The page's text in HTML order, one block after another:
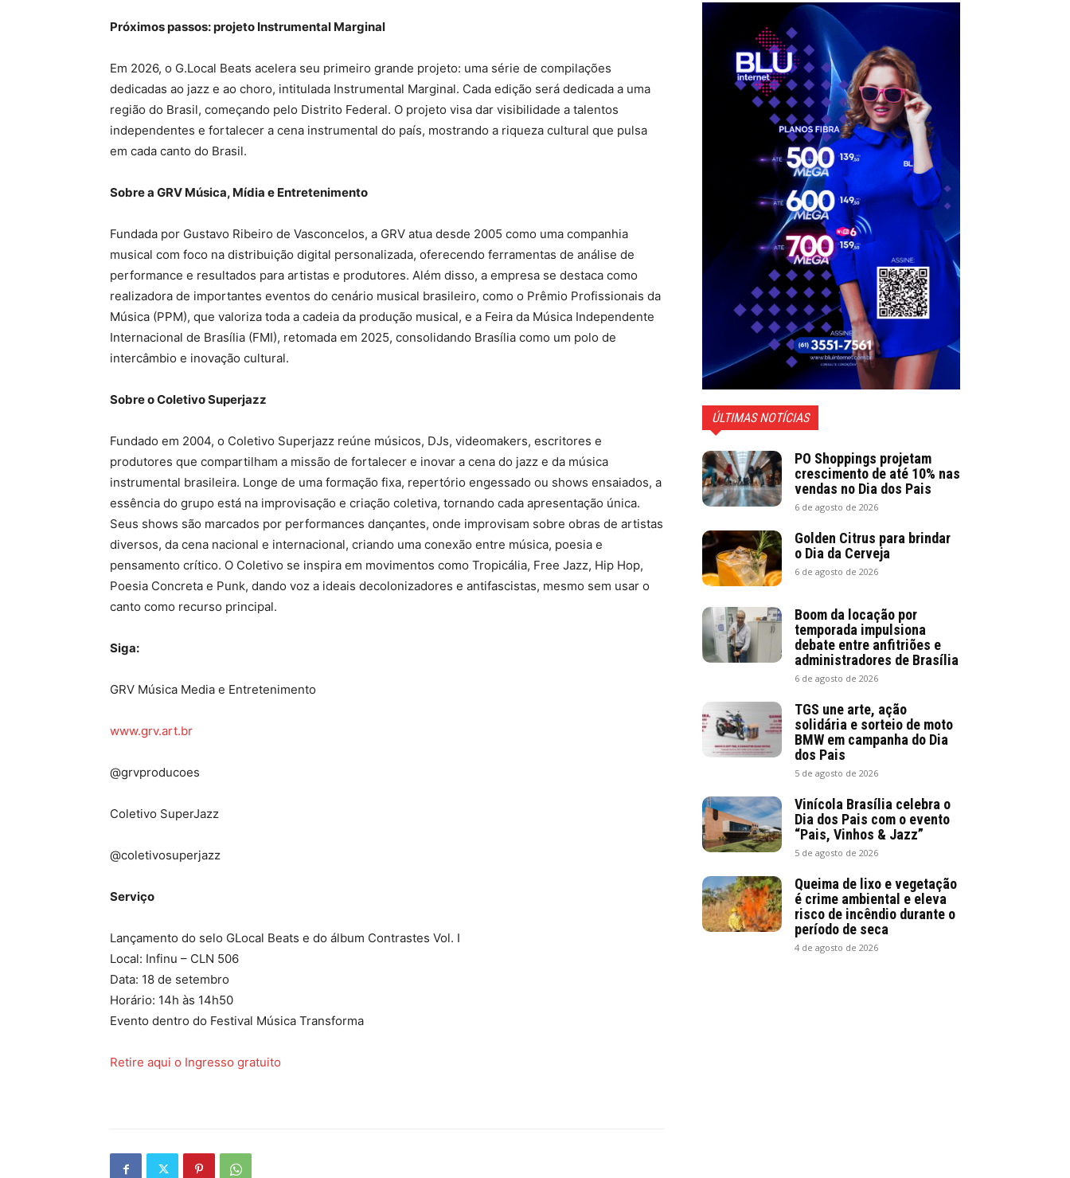
Próximos passos: projeto Instrumental Marginal
Em 2026, o G.Local Beats acelera seu primeiro grande projeto: uma série de compilações
dedicadas ao jazz e ao choro, intitulada Instrumental Marginal. Cada edição será dedicada a uma
região do Brasil, começando pelo Distrito Federal. O projeto visa dar visibilidade a talentos
independentes e fortalecer a cena instrumental do país, mostrando a riqueza cultural que pulsa
em cada canto do Brasil.
Sobre a GRV Música, Mídia e Entretenimento
Fundada por Gustavo Ribeiro de Vasconcelos, a GRV atua desde 2005 como uma companhia
musical com foco na distribuição digital personalizada, oferecendo ferramentas de análise de
performance e resultados para artistas e produtores. Além disso, a empresa se destaca como
realizadora de importantes eventos do cenário musical brasileiro, como o Prêmio Profissionais da
Música (PPM), que valoriza toda a cadeia da produção musical, e a Feira da Música Independente
Internacional de Brasília (FMI), retomada em 2025, consolidando Brasília como um polo de
intercâmbio e inovação cultural.
Sobre o Coletivo Superjazz
Fundado em 2004, o Coletivo Superjazz reúne músicos, DJs, videomakers, escritores e
produtores que compartilham a missão de fortalecer e inovar a cena do jazz e da música
instrumental brasileira. Longe de uma formação fixa, repertório engessado ou shows ensaiados, a
essência do grupo está na improvisação e criação coletiva, tornando cada apresentação única.
Seus shows são marcados por performances dançantes, onde improvisam sobre obras de artistas
diversos, da cena nacional e internacional, criando uma conexão entre música, poesia e
pensamento crítico. O Coletivo se inspira em movimentos como Tropicália, Free Jazz, Hip Hop,
Poesia Concreta e Punk, dando voz a ideais decolonizadores e antifascistas, mesmo sem usar o
canto como recurso principal.
Siga:
GRV Música Media e Entretenimento
www.grv.art.br
@grvproducoes
Coletivo SuperJazz
@coletivosuperjazz
Serviço
Lançamento do selo GLocal Beats e do álbum Contrastes Vol. I
Local: Infinu – CLN 506
Data: 18 de setembro
Horário: 14h às 14h50
Evento dentro do Festival Música Transforma
Retire aqui o Ingresso gratuito
ÚLTIMAS NOTÍCIAS
PO Shoppings projetam
crescimento de até 10% nas
vendas no Dia dos Pais
6 de agosto de 2026
Golden Citrus para brindar
o Dia da Cerveja
6 de agosto de 2026
Boom da locação por
temporada impulsiona
debate entre anfitriões e
administradores de Brasília
6 de agosto de 2026
TGS une arte, ação
solidária e sorteio de moto
BMW em campanha do Dia
dos Pais
5 de agosto de 2026
Vinícola Brasília celebra o
Dia dos Pais com o evento
“Pais, Vinhos & Jazz”
5 de agosto de 2026
Queima de lixo e vegetação
é crime ambiental e eleva
risco de incêndio durante o
período de seca
4 de agosto de 2026